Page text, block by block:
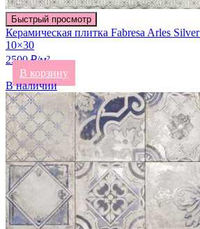
Быстрый просмотр
Керамическая плитка Fabresa Arles
10×30
2500 ₽/м²
В корзину
В наличии